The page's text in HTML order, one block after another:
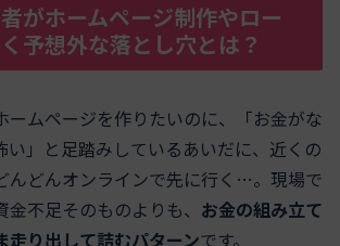
がホームページ制作やロー
予想外な落とし穴とは？
ームページを作りたいのに、「お金がな
い」と足踏みしているあいだに、近くの
んどんオンラインで先に行く…。現場で
不足そのものよりも、 お金の組み立て
走り出して詰むパターンです。